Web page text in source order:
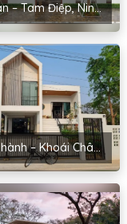
Chị Lan – Tam Điệp, Ninh Bình
Anh Thành – Khoái Châu, Hưng Yên